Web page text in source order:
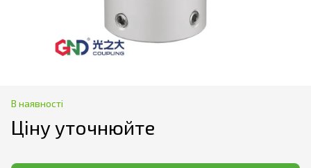
В наявності
Ціну уточнюйте